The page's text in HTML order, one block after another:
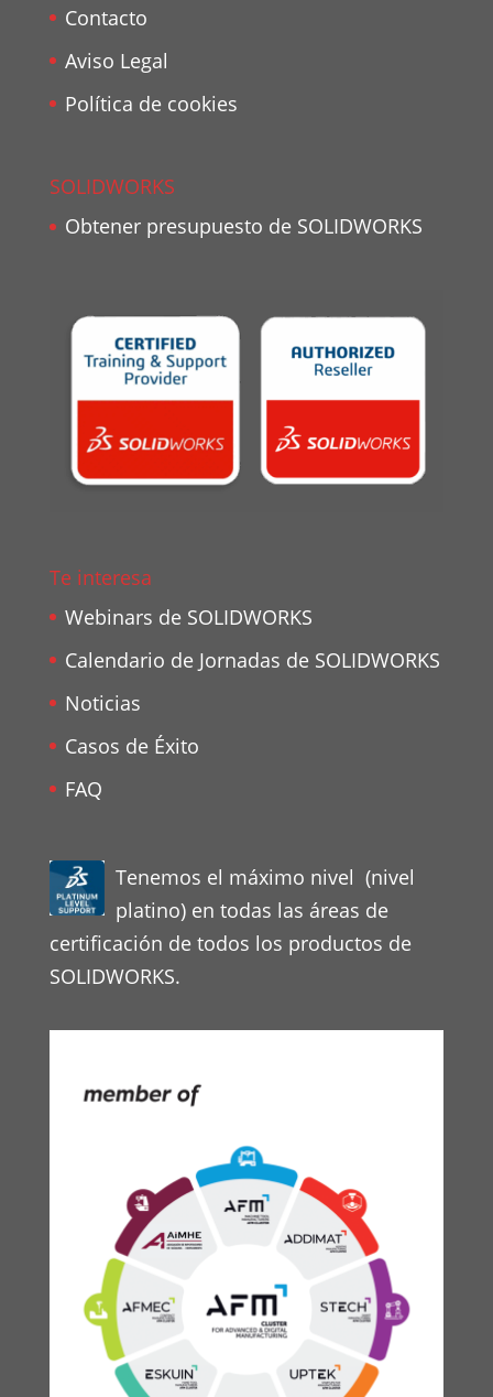
Contacto
Aviso Legal
Política de cookies
SOLIDWORKS
Obtener presupuesto de SOLIDWORKS
Te interesa
Webinars de SOLIDWORKS
Calendario de Jornadas de SOLIDWORKS
Noticias
Casos de Éxito
FAQ
Tenemos el máximo nivel (nivel
platino) en todas las áreas de
certificación de todos los productos de
SOLIDWORKS.